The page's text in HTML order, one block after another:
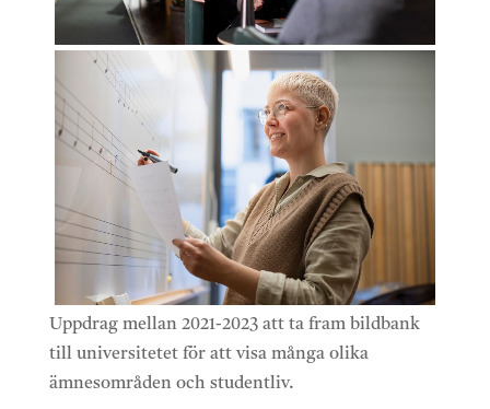
Uppdrag mellan 2021-2023 att ta fram bildbank
till universitetet för att visa många olika
ämnesområden och studentliv.